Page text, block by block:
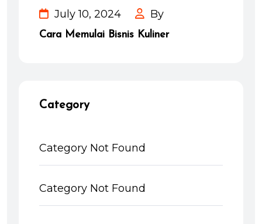
July 10, 2024 By
Cara Memulai Bisnis Kuliner
Category
Category Not Found
Category Not Found